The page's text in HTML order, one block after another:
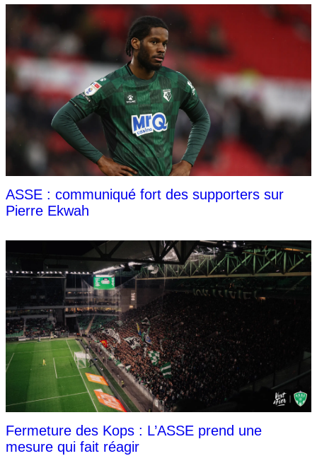
ASSE : communiqué fort des supporters sur
Pierre Ekwah
Fermeture des Kops : L’ASSE prend une
mesure qui fait réagir